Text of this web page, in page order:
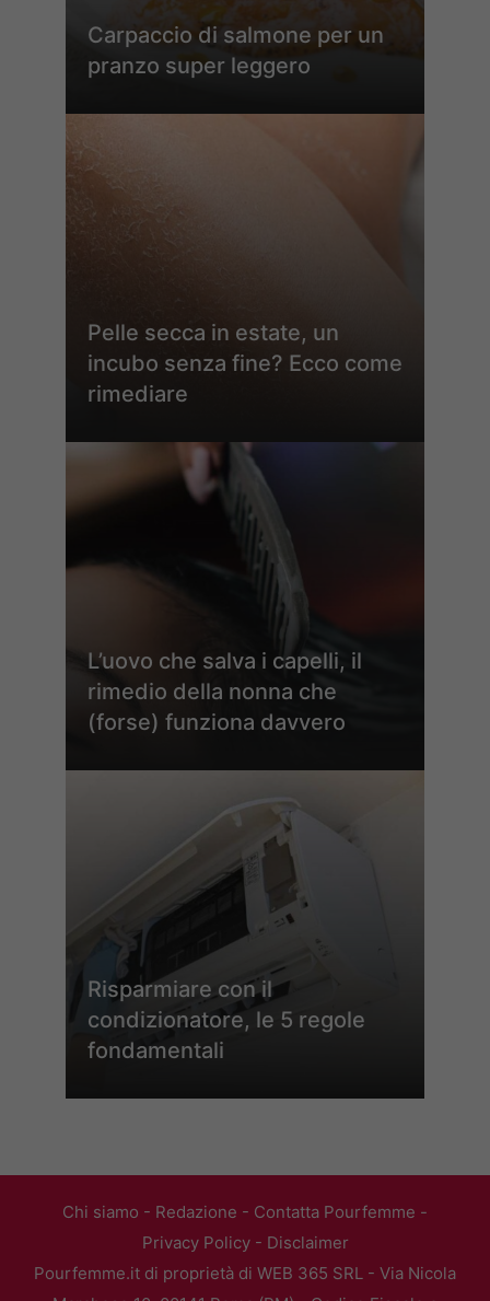
Carpaccio di salmone per un
pranzo super leggero
Pelle secca in estate, un
incubo senza fine? Ecco come
rimediare
L’uovo che salva i capelli, il
rimedio della nonna che
(forse) funziona davvero
Risparmiare con il
condizionatore, le 5 regole
fondamentali
Chi siamo - Redazione - Contatta Pourfemme -
Privacy Policy- Disclaimer
Pourfemme.it di proprietà di WEB 365 SRL - Via Nicola